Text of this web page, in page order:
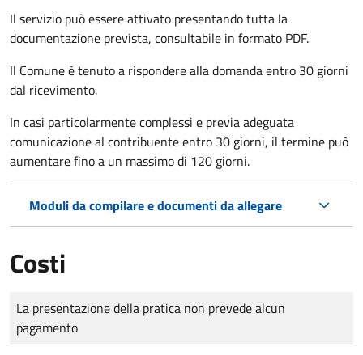
Il servizio può essere attivato presentando tutta la
documentazione prevista, consultabile in formato PDF.
Il Comune è tenuto a rispondere alla domanda entro 30 giorni
dal ricevimento.
In casi particolarmente complessi e previa adeguata
comunicazione al contribuente entro 30 giorni, il termine può
aumentare fino a un massimo di 120 giorni.
Moduli da compilare e documenti da allegare
Costi
Tipo di pagamento
Importo
La presentazione della pratica non prevede alcun
pagamento